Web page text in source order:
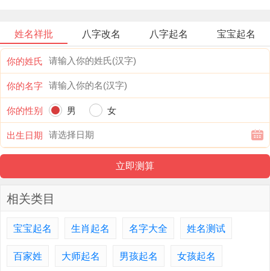
姓名祥批 八字改名 八字起名 宝宝起名
你的姓氏
你的名字
你的性别
男
女
出生日期
相关类目
宝宝起名 生肖起名 名字大全
姓名测试
百家姓
大师起名 男孩起名
女孩起名